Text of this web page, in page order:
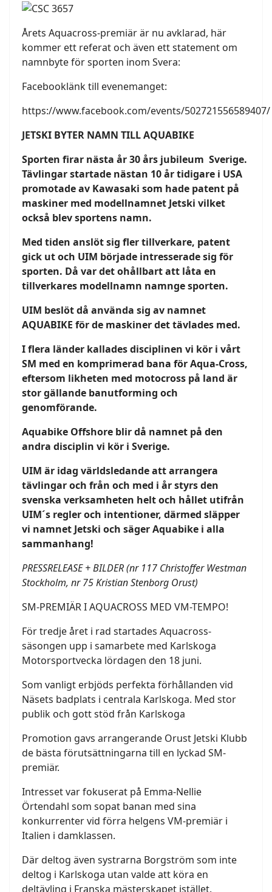
Årets Aquacross-premiär är nu avklarad, här
kommer ett referat och även ett statement om
namnbyte för sporten inom Svera:
Facebooklänk till evenemanget:
https://www.facebook.com/events/502721556589407/
JETSKI BYTER NAMN TILL AQUABIKE
Sporten firar nästa år 30 års jubileum Sverige.
Tävlingar startade nästan 10 år tidigare i USA
promotade av Kawasaki som hade patent på
maskiner med modellnamnet Jetski vilket
också blev sportens namn.
Med tiden anslöt sig fler tillverkare, patent
gick ut och UIM började intresserade sig för
sporten. Då var det ohållbart att låta en
tillverkares modellnamn namnge sporten.
UIM beslöt då använda sig av namnet
AQUABIKE för de maskiner det tävlades med.
I flera länder kallades disciplinen vi kör i vårt
SM med en komprimerad bana för Aqua-Cross,
eftersom likheten med motocross på land är
stor gällande banutforming och
genomförande.
Aquabike Offshore blir då namnet på den
andra disciplin vi kör i Sverige.
UIM är idag världsledande att arrangera
tävlingar och från och med i år styrs den
svenska verksamheten helt och hållet utifrån
UIM´s regler och intentioner, därmed släpper
vi namnet Jetski och säger Aquabike i alla
sammanhang!
PRESSRELEASE + BILDER (nr 117 Christoffer Westman
Stockholm, nr 75 Kristian Stenborg Orust)
SM-PREMIÄR I AQUACROSS MED VM-TEMPO!
För tredje året i rad startades Aquacross-
säsongen upp i samarbete med Karlskoga
Motorsportvecka lördagen den 18 juni.
Som vanligt erbjöds perfekta förhållanden vid
Näsets badplats i centrala Karlskoga. Med stor
publik och gott stöd från Karlskoga
Promotion gavs arrangerande Orust Jetski Klubb
de bästa förutsättningarna till en lyckad SM-
premiär.
Intresset var fokuserat på Emma-Nellie
Örtendahl som sopat banan med sina
konkurrenter vid förra helgens VM-premiär i
Italien i damklassen.
Där deltog även systrarna Borgström som inte
deltog i Karlskoga utan valde att köra en
deltävling i Franska mästerskapet istället.